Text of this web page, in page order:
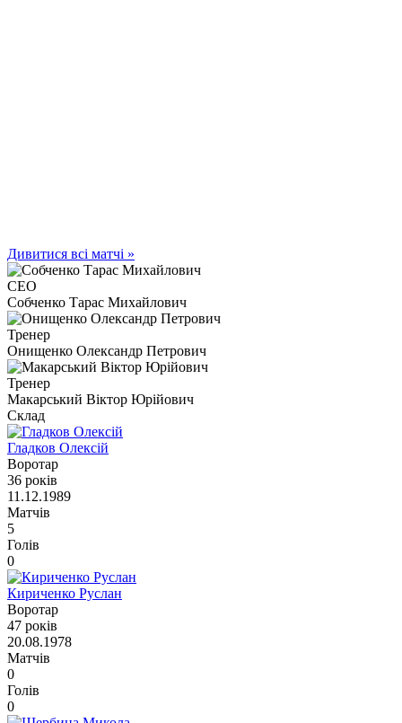
Дивитися всі матчі »
СЕО
Собченко Тарас Михайлович
Тренер
Онищенко Олександр Петрович
Тренер
Макарський Віктор Юрійович
Склад
Гладков Олексій
Воротар
36 років
11.12.1989
Матчів
5
Голів
0
Кириченко Руслан
Воротар
47 років
20.08.1978
Матчів
0
Голів
0